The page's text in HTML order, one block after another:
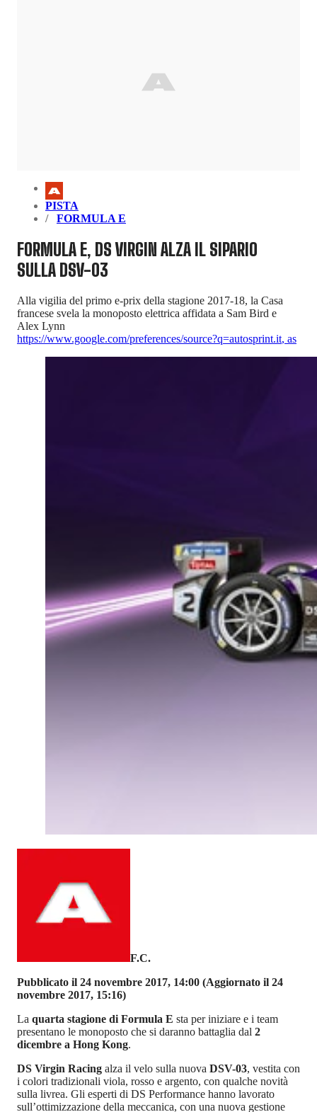
PISTA
FORMULA E
FORMULA E, DS VIRGIN ALZA IL SIPARIO
SULLA DSV-03
Alla vigilia del primo e-prix della stagione 2017-18, la Casa
francese svela la monoposto elettrica affidata a Sam Bird e
Alex Lynn
https://www.google.com/preferences/source?q=autosprint.it, as
F.C.
Pubblicato il 24 novembre 2017, 14:00 (Aggiornato il 24
novembre 2017, 15:16)
La quarta stagione di Formula E sta per iniziare e i team
presentano le monoposto che si daranno battaglia dal 2
dicembre a Hong Kong.
DS Virgin Racing alza il velo sulla nuova DSV-03, vestita con
i colori tradizionali viola, rosso e argento, con qualche novità
sulla livrea. Gli esperti di DS Performance hanno lavorato
sull’ottimizzazione della meccanica, con una nuova gestione